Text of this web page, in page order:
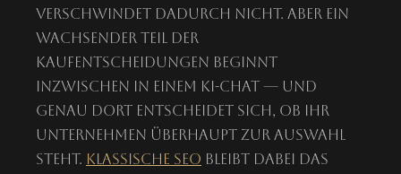
verschwindet dadurch nicht. Aber ein
wachsender Teil der
Kaufentscheidungen beginnt
inzwischen in einem KI-Chat — und
genau dort entscheidet sich, ob Ihr
Unternehmen überhaupt zur Auswahl
steht. Klassische SEO bleibt dabei das